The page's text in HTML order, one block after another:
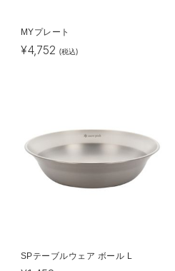
MYプレート
¥4,752 (税込)
SPテーブルウェア ボール L